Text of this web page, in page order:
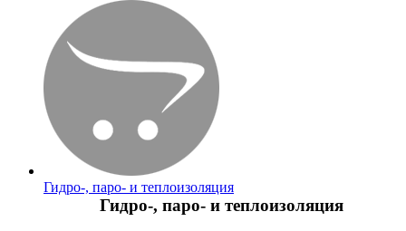
Гидро-, паро- и теплоизоляция
Гидро-, паро- и теплоизоляция